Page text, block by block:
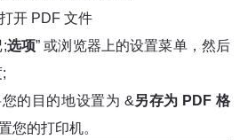
开 PDF 文件
;选项” 或浏览器上的设置菜单，然后
的目的地设置为 &另存为 PDF 格
您的打印机。